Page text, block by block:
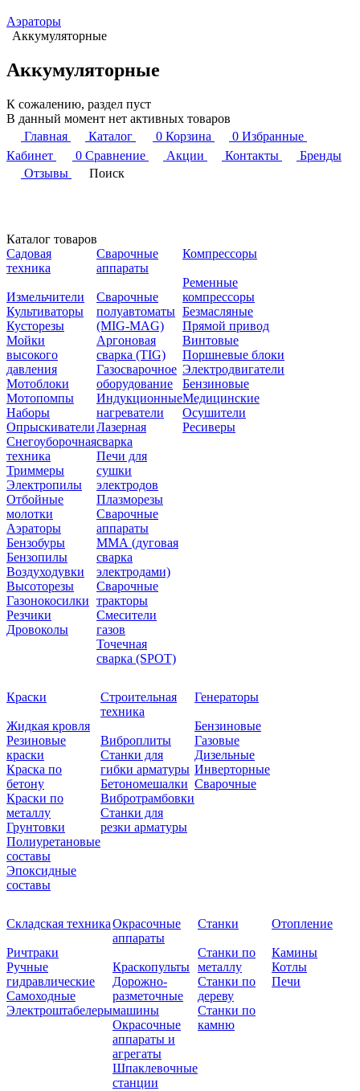
Аэраторы
Аккумуляторные
Аккумуляторные
К сожалению, раздел пуст
В данный момент нет активных товаров
Главная
Каталог 0 Корзина 0 Избранные
Кабинет
0 Сравнение Акции Контакты
Бренды
Отзывы
Поиск
Каталог товаров
Садовая
техника
Измельчители
Культиваторы
Кусторезы
Мойки
высокого
давления
Мотоблоки
Мотопомпы
Наборы
Опрыскиватели
Снегоуборочная
техника
Триммеры
Электропилы
Отбойные
молотки
Аэраторы
Бензобуры
Бензопилы
Воздуходувки
Высоторезы
Газонокосилки
Резчики
Дровоколы
Сварочные
аппараты
Сварочные
полуавтоматы
(MIG-MAG)
Аргоновая
сварка (TIG)
Газосварочное
оборудование
Индукционные
нагреватели
Лазерная
сварка
Печи для
сушки
электродов
Плазморезы
Сварочные
аппараты
ММА (дуговая
сварка
электродами)
Сварочные
тракторы
Смесители
газов
Точечная
сварка (SPOT)
Компрессоры
Ременные
компрессоры
Безмасляные
Прямой привод
Винтовые
Поршневые блоки
Электродвигатели
Бензиновые
Медицинские
Осушители
Ресиверы
Краски
Жидкая кровля
Резиновые
краски
Краска по
бетону
Краски по
металлу
Грунтовки
Полиуретановые
составы
Эпоксидные
составы
Строительная
техника
Виброплиты
Станки для
гибки арматуры
Бетономешалки
Вибротрамбовки
Станки для
резки арматуры
Генераторы
Бензиновые
Газовые
Дизельные
Инверторные
Сварочные
Складская техника
Ричтраки
Ручные
гидравлические
Самоходные
Электроштабелеры
Окрасочные
аппараты
Краскопульты
Дорожно-
разметочные
машины
Окрасочные
аппараты и
агрегаты
Шпаклевочные
станции
Станки
Станки по
металлу
Станки по
дереву
Станки по
камню
Отопление
Камины
Котлы
Печи